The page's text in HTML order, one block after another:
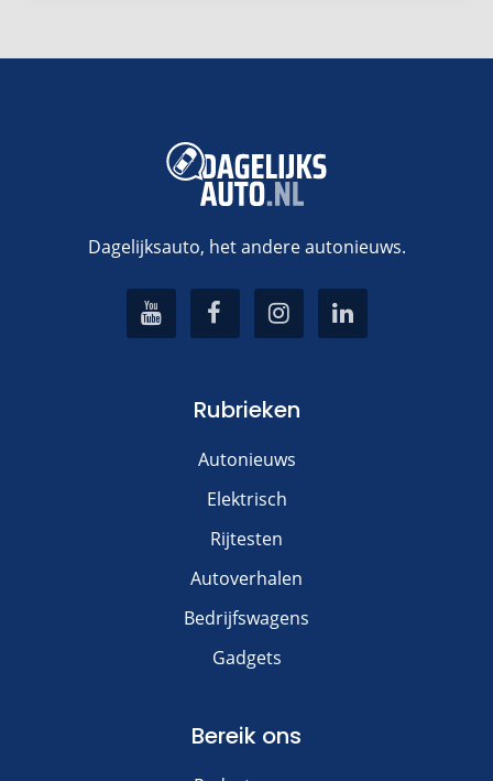
Dagelijksauto, het andere autonieuws.
Rubrieken
Autonieuws
Elektrisch
Rijtesten
Autoverhalen
Bedrijfswagens
Gadgets
Bereik ons